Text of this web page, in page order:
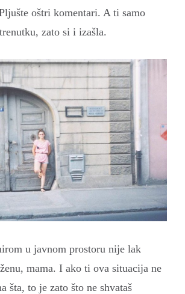
oštri komentari. A ti samo
zato si i izašla.
u javnom prostoru nije lak
mama. I ako ti ova situacija ne
šta, to je zato što ne shvataš